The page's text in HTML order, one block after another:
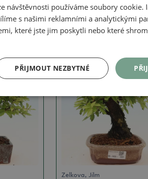
2800 Kč
Skutečná fotografie
Zelkova, Jilm
návštěvnosti používáme soubory cookie.
s našimi reklamními a analytickými
které jste jim poskytli nebo které
PŘIJMOUT NEZBYTNÉ